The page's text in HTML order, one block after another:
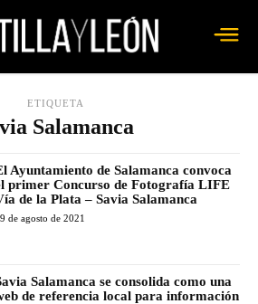
ETIQUETA
Salamanca
Ayuntamiento de Salamanca convoca
primer Concurso de Fotografía LIFE
de la Plata – Savia Salamanca
de agosto de 2021
Salamanca se consolida como una
de referencia local para información